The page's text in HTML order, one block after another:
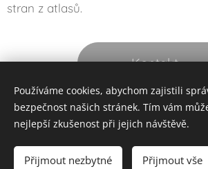
stran z atlasů.
Kontakt
Stránky vytvořila: Alena Hanzelková -
Ochrana osobních údajů
Používáme cookies, abychom zajistili
bezpečnost našich stránek. Tím vám
nejlepší zkušenost při jejich návštěvě.
Přijmout nezbytné Přijmout vše